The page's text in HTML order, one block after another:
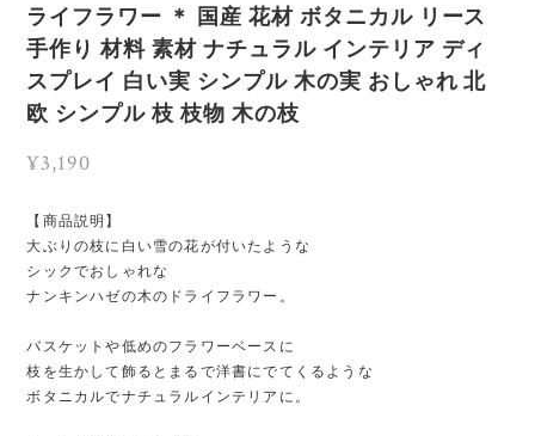
ライフラワー ＊ 国産 花材 ボタニカル リース
手作り 材料 素材 ナチュラル インテリア ディ
スプレイ 白い実 シンプル 木の実 おしゃれ 北
欧 シンプル 枝 枝物 木の枝
¥3,190
【商品説明】
大ぶりの枝に白い雪の花が付いたような
シックでおしゃれな
ナンキンハゼの木のドライフラワー。
バスケットや低めのフラワーベースに
枝を生かして飾るとまるで洋書にでてくるような
ボタニカルでナチュラルインテリアに。